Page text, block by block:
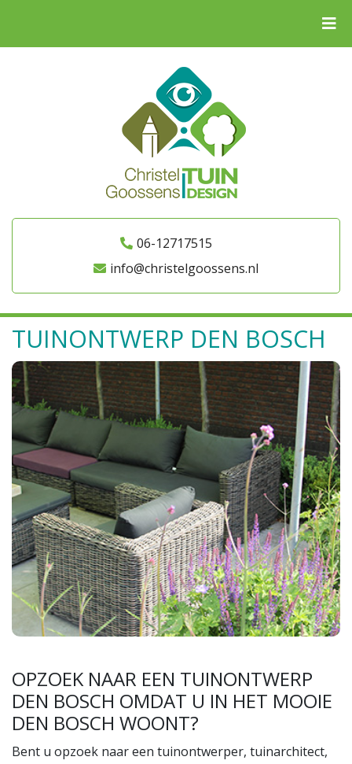
06-12717515
info@christelgoossens.nl
TUINONTWERP DEN BOSCH
OPZOEK NAAR EEN TUINONTWERP
DEN BOSCH OMDAT U IN HET MOOIE
DEN BOSCH WOONT?
Bent u opzoek naar een tuinontwerper, tuinarchitect,